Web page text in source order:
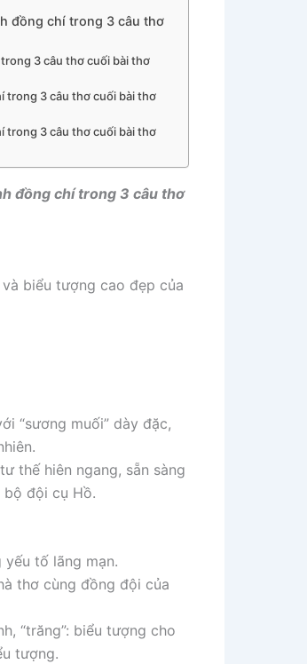
đồng chí trong 3 câu thơ
3 câu thơ cuối bài thơ
trong 3 câu thơ cuối bài thơ
trong 3 câu thơ cuối bài thơ
đồng chí trong 3 câu thơ
biểu tượng cao đẹp của
“sương muối” dày đặc,
thế hiên ngang, sẵn sàng
đội cụ Hồ.
yếu tố lãng mạn.
thơ cùng đồng đội của
“trăng”: biểu tượng cho
tượng.